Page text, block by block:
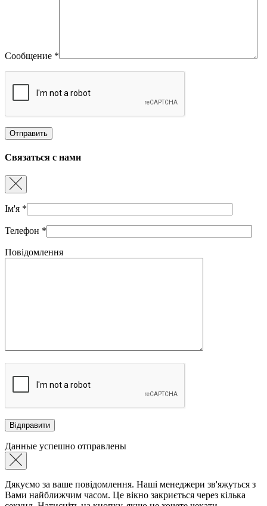
Сообщение *
Связаться с нами
Ім'я *
Телефон *
Повідомлення
Данные успешно отправлены
Дякуємо за ваше повідомлення. Наші менеджери зв'яжуться з
Вами найближчим часом. Це вікно закриється через кілька